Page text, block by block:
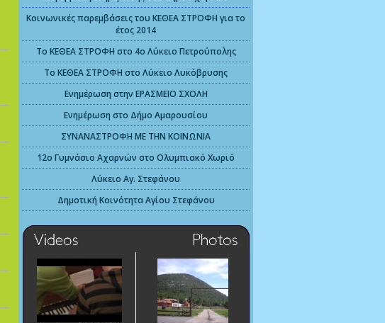
Κοινωνικές παρεμβάσεις του ΚΕΘΕΑ ΣΤΡΟΦΗ για το
έτος 2014
Το ΚΕΘΕΑ ΣΤΡΟΦΗ στο 4ο Λύκειο Πετρούπολης
Το ΚΕΘΕΑ ΣΤΡΟΦΗ στο Λύκειο Λυκόβρυσης
Ενημέρωση στην ΕΡΑΣΜΕΙΟ ΣΧΟΛΗ
Ενημέρωση στο Δήμο Αμαρουσίου
ΣΥΝΑΝΑΣΤΡΟΦΗ ΜΕ ΤΗΝ ΚΟΙΝΩΝΙΑ
12ο Γυμνάσιο Αχαρνών στο Ολυμπιακό Χωριό
Λύκειο Αγ. Στεφάνου
Δημοτική Κοινότητα Αγίου Στεφάνου